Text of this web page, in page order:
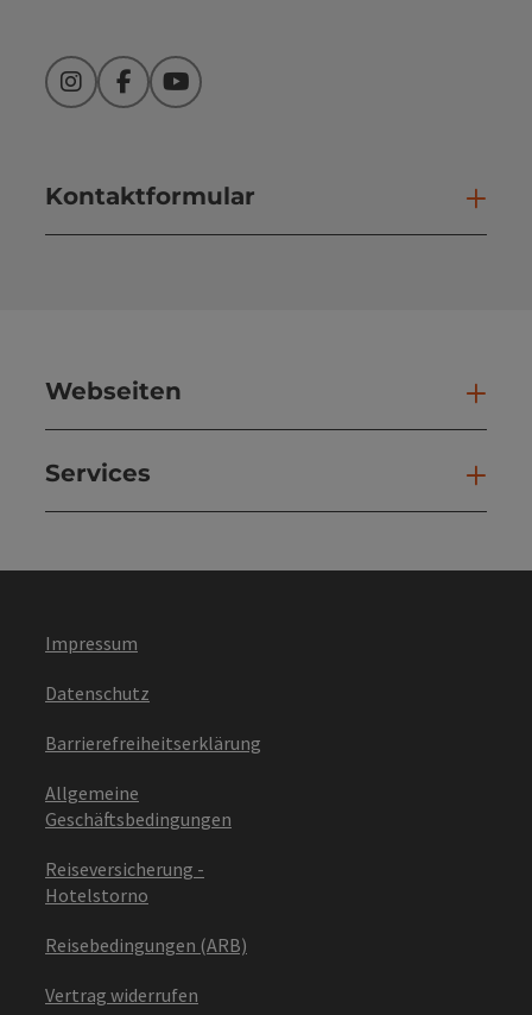
InstagramFacebookYouTube
Kontaktformular
Webseiten
Services
Impressum
Datenschutz
Barrierefreiheitserklärung
Allgemeine
Geschäftsbedingungen
Reiseversicherung -
Hotelstorno
Reisebedingungen (ARB)
Vertrag widerrufen